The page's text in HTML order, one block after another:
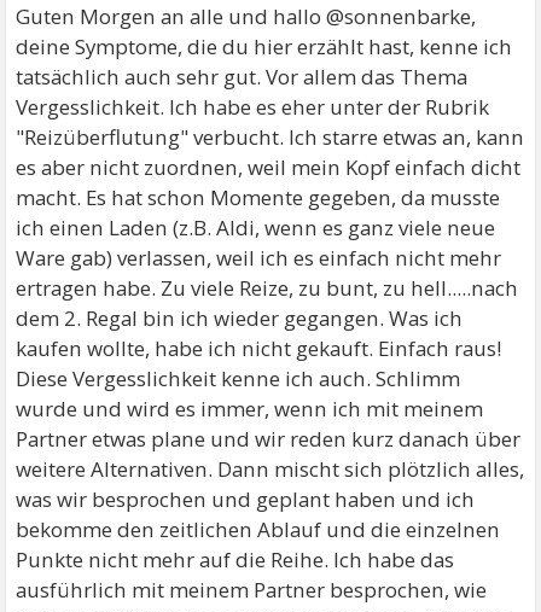
Guten Morgen an alle und hallo @sonnenbarke,
deine Symptome, die du hier erzählt hast, kenne ich
tatsächlich auch sehr gut. Vor allem das Thema
Vergesslichkeit. Ich habe es eher unter der Rubrik
"Reizüberflutung" verbucht. Ich starre etwas an, kann
es aber nicht zuordnen, weil mein Kopf einfach dicht
macht. Es hat schon Momente gegeben, da musste
ich einen Laden (z.B. Aldi, wenn es ganz viele neue
Ware gab) verlassen, weil ich es einfach nicht mehr
ertragen habe. Zu viele Reize, zu bunt, zu hell.....nach
dem 2. Regal bin ich wieder gegangen. Was ich
kaufen wollte, habe ich nicht gekauft. Einfach raus!
Diese Vergesslichkeit kenne ich auch. Schlimm
wurde und wird es immer, wenn ich mit meinem
Partner etwas plane und wir reden kurz danach über
weitere Alternativen. Dann mischt sich plötzlich alles,
was wir besprochen und geplant haben und ich
bekomme den zeitlichen Ablauf und die einzelnen
Punkte nicht mehr auf die Reihe. Ich habe das
ausführlich mit meinem Partner besprochen, wie